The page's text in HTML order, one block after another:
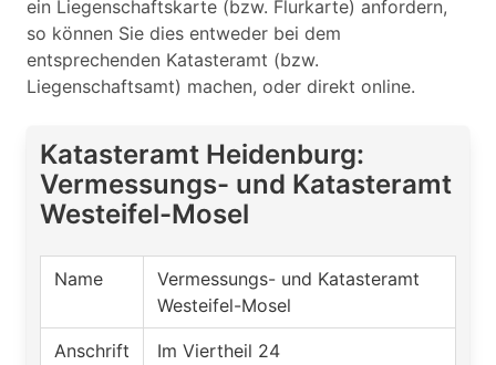
ein Liegenschaftskarte (bzw. Flurkarte) anfordern,
so können Sie dies entweder bei dem
entsprechenden Katasteramt (bzw.
Liegenschaftsamt) machen, oder direkt online.
Katasteramt Heidenburg:
Vermessungs- und Katasteramt
Westeifel-Mosel
Name
Vermessungs- und Katasteramt
Westeifel-Mosel
Anschrift
Im Viertheil 24